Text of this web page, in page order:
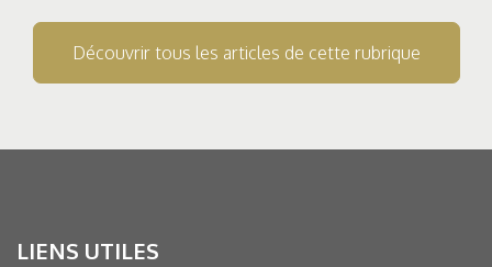
Découvrir tous les articles de cette rubrique
LIENS UTILES